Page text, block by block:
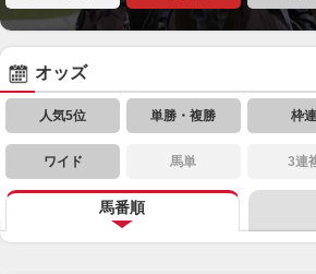
オッズ
人気5位 単勝・複勝 枠連
ワイド 馬単 3連
馬番順